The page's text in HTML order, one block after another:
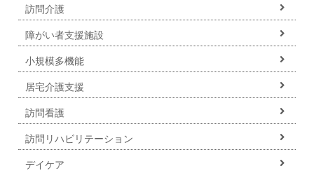
訪問介護
障がい者支援施設
小規模多機能
居宅介護支援
訪問看護
訪問リハビリテーション
デイケア